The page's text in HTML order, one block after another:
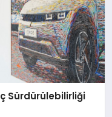
Sürdürülebilirliği